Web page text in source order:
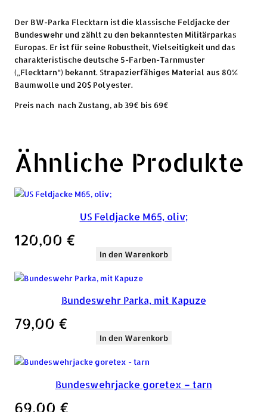
Der BW-Parka Flecktarn ist die klassische Feldjacke der
Bundeswehr und zählt zu den bekanntesten Militärparkas
Europas. Er ist für seine Robustheit, Vielseitigkeit und das
charakteristische deutsche 5-Farben-Tarnmuster
(„Flecktarn“) bekannt. Strapazierfähiges Material aus 80%
Baumwolle und 20$ Polyester.
Preis nach nach Zustang, ab 39€ bis 69€
Ähnliche Produkte
US Feldjacke M65, oliv;
120,00 €
In den Warenkorb
Bundeswehr Parka, mit Kapuze
79,00 €
In den Warenkorb
Bundeswehrjacke goretex – tarn
69,00 €